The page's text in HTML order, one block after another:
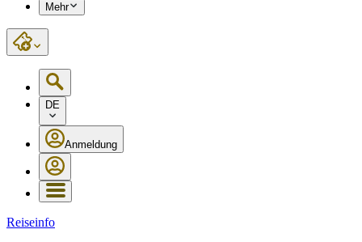
Mehr
DE
Anmeldung
Reiseinfo